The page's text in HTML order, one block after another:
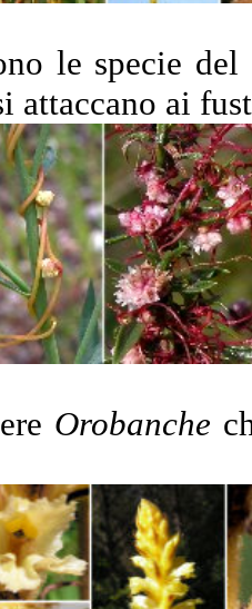
le specie
attaccano ai
Orobanche